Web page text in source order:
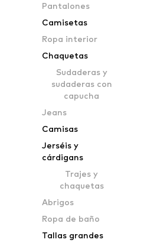
Pantalones
Camisetas
Ropa interior
Chaquetas
Sudaderas y
sudaderas con
capucha
Jeans
Camisas
Jerséis y
cárdigans
Trajes y
chaquetas
Abrigos
Ropa de baño
Tallas grandes